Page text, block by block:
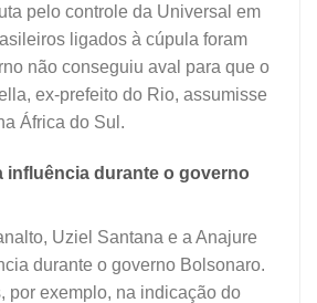
pelo controle da Universal em
ligados à cúpula foram
não conseguiu aval para que o
ex-prefeito do Rio, assumisse
África do Sul.
influência durante o governo
Uziel Santana e a Anajure
durante o governo Bolsonaro.
por exemplo, na indicação do